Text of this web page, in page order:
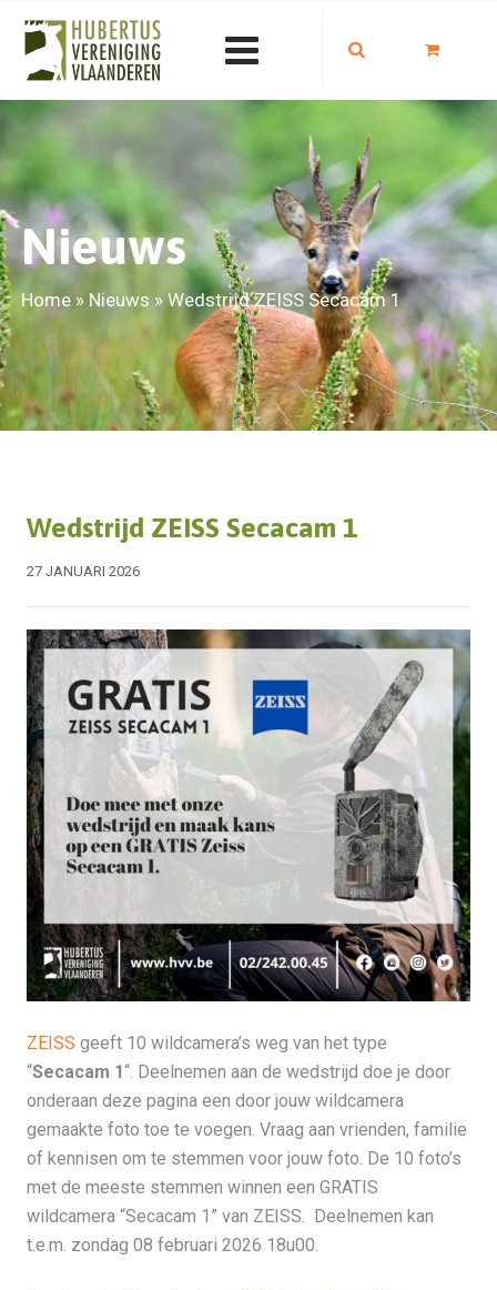
Nieuws
Home» Nieuws »Wedstrijd ZEISS Secacam 1
Wedstrijd ZEISS Secacam 1
27 JANUARI 2026
ZEISS geeft 10 wildcamera’s weg van het type
“Secacam 1 “. Deelnemen aan de wedstrijd doe je door
onderaan deze pagina een door jouw wildcamera
gemaakte foto toe te voegen. Vraag aan vrienden, familie
of kennisen om te stemmen voor jouw foto. De 10 foto’s
met de meeste stemmen winnen een GRATIS
wildcamera “Secacam 1” van ZEISS. Deelnemen kan
t.e.m. zondag 08 februari 2026 18u00.